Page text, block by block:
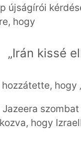
újságírói
hogy
„Irán kissé
hogy
Jazeera
hogy